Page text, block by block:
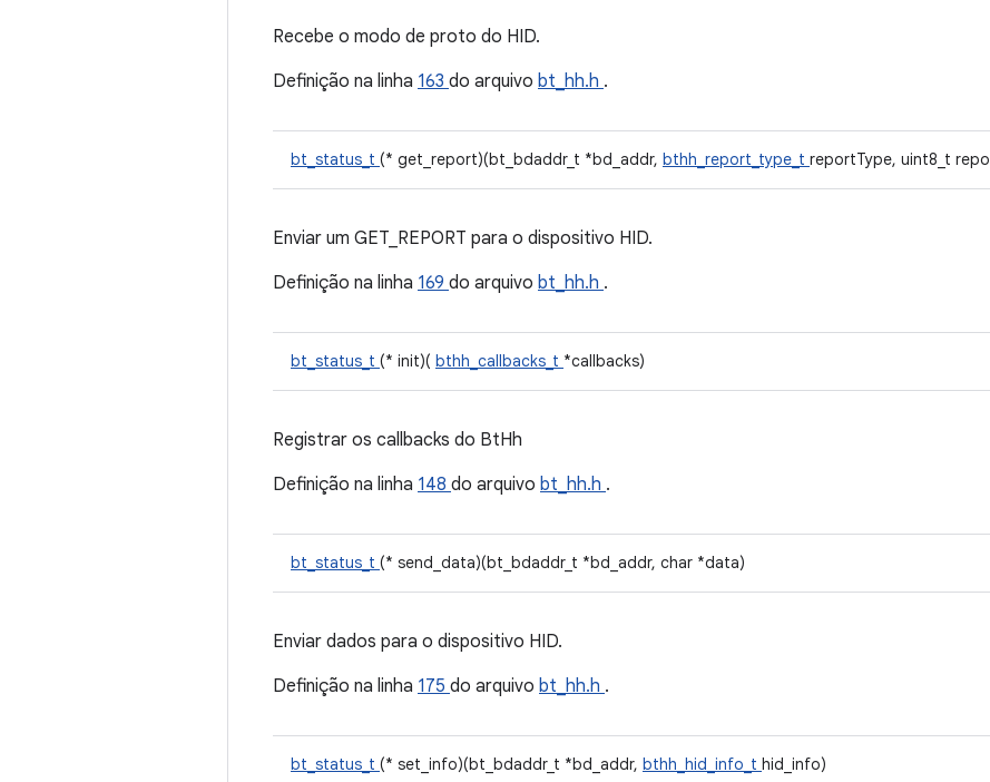
Recebe o modo de proto do HID.
Definição na linha 163 do arquivo bt_hh.h .
bt_status_t (* get_report)(bt_bdaddr_t *bd_addr, bthh_report_type_t reportType, uint8_t
Enviar um GET_REPORT para o dispositivo HID.
Definição na linha 169 do arquivo bt_hh.h .
bt_status_t (* init)( bthh_callbacks_t *callbacks)
Registrar os callbacks do BtHh
Definição na linha 148 do arquivo bt_hh.h .
bt_status_t (* send_data)(bt_bdaddr_t *bd_addr, char *data)
Enviar dados para o dispositivo HID.
Definição na linha 175 do arquivo bt_hh.h .
bt_status_t (* set_info)(bt_bdaddr_t *bd_addr, bthh_hid_info_t hid_info)